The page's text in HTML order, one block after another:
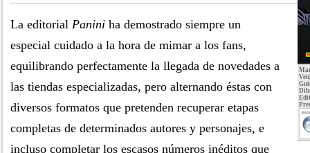
La editorial Panini ha demostrado siempre un
especial cuidado a la hora de mimar a los fans,
equilibrando perfectamente la llegada de novedades a
las tiendas especializadas, pero alternando éstas con
diversos formatos que pretenden recuperar etapas
completas de determinados autores y personajes, e
incluso completar los escasos números inéditos que